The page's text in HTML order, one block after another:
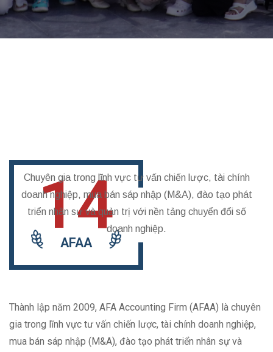
14
AFAA
Chuyên gia trong lĩnh vực tư vấn chiến lược, tài chính
doanh nghiệp, mua bán sáp nhập (M&A), đào tạo phát
triển nhân sự và quản trị với nền tảng chuyển đổi số
doanh nghiệp.
Thành lập năm 2009, AFA Accounting Firm (AFAA) là chuyên
gia trong lĩnh vực tư vấn chiến lược, tài chính doanh nghiệp,
mua bán sáp nhập (M&A), đào tạo phát triển nhân sự và